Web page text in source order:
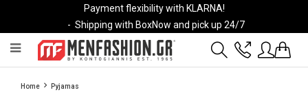
Payment flexibility with KLARNA!
- Shipping with BoxNow and pick up 24/7
2811 10 3636
Home Pyjamas